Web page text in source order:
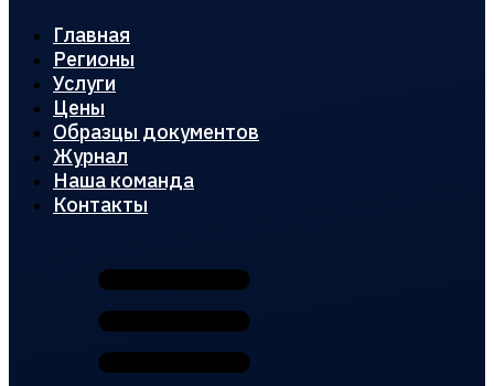
Главная
Регионы
Услуги
Цены
Образцы документов
Журнал
Наша команда
Контакты